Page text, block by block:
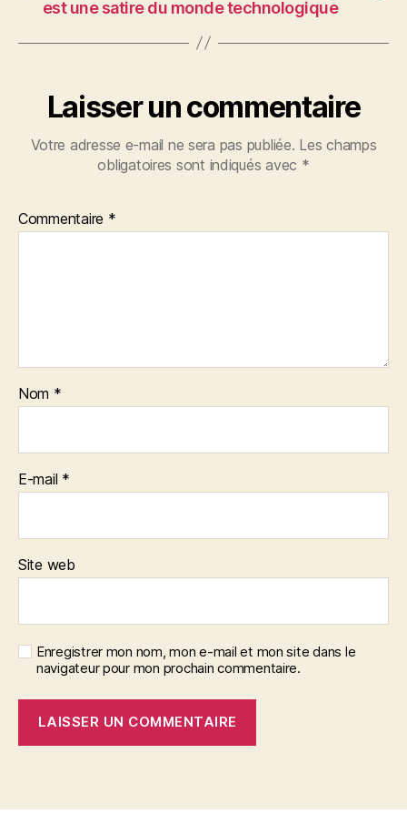
est une satire du monde technologique
Laisser un commentaire
Votre adresse e-mail ne sera pas publiée. Les champs
obligatoires sont indiqués avec *
Commentaire *
Nom *
E-mail *
Site web
Enregistrer mon nom, mon e-mail et mon site dans le
navigateur pour mon prochain commentaire.